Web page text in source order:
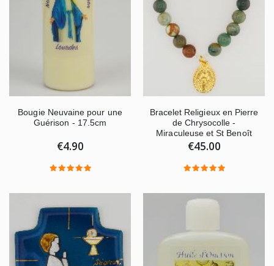
Bougie Neuvaine pour une
Guérison - 17.5cm
€4.90
Bracelet Religieux en Pierre
de Chrysocolle -
Miraculeuse et St Benoît
€45.00